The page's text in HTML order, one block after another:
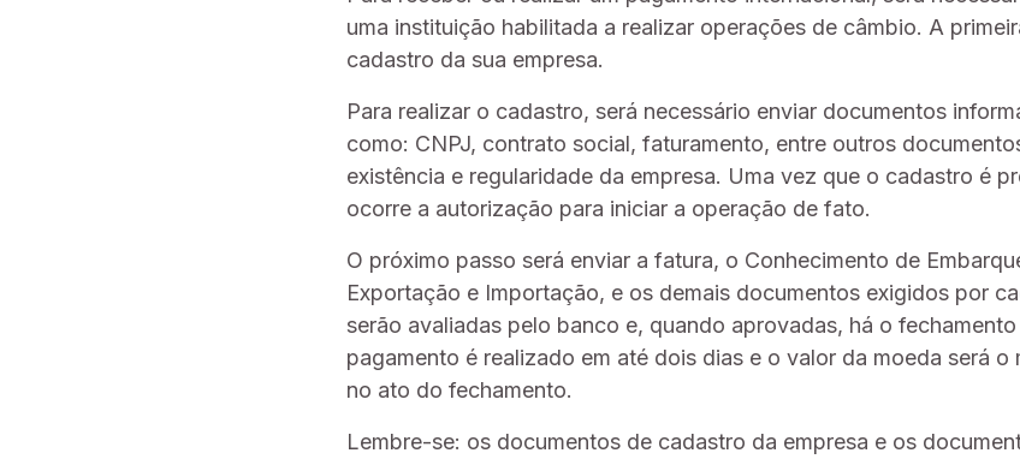
uma instituição habilitada a realizar operações de câmbio. A
cadastro da sua empresa.
Para realizar o cadastro, será necessário enviar documentos
como: CNPJ, contrato social, faturamento, entre outros
existência e regularidade da empresa. Uma vez que o cadastro é
ocorre a autorização para iniciar a operação de fato.
O próximo passo será enviar a fatura, o Conhecimento de
Exportação e Importação, e os demais documentos exigidos por
serão avaliadas pelo banco e, quando aprovadas, há o
pagamento é realizado em até dois dias e o valor da moeda será o
no ato do fechamento.
Lembre-se: os documentos de cadastro da empresa e os